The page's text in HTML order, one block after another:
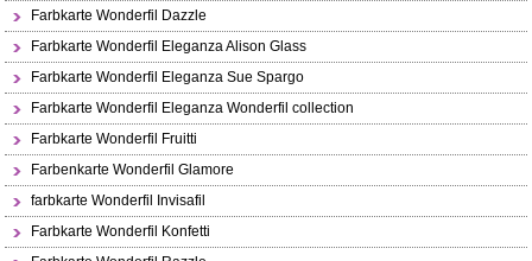
Farbkarte Wonderfil Dazzle
Farbkarte Wonderfil Eleganza Alison Glass
Farbkarte Wonderfil Eleganza Sue Spargo
Farbkarte Wonderfil Eleganza Wonderfil collection
Farbkarte Wonderfil Fruitti
Farbenkarte Wonderfil Glamore
farbkarte Wonderfil Invisafil
Farbkarte Wonderfil Konfetti